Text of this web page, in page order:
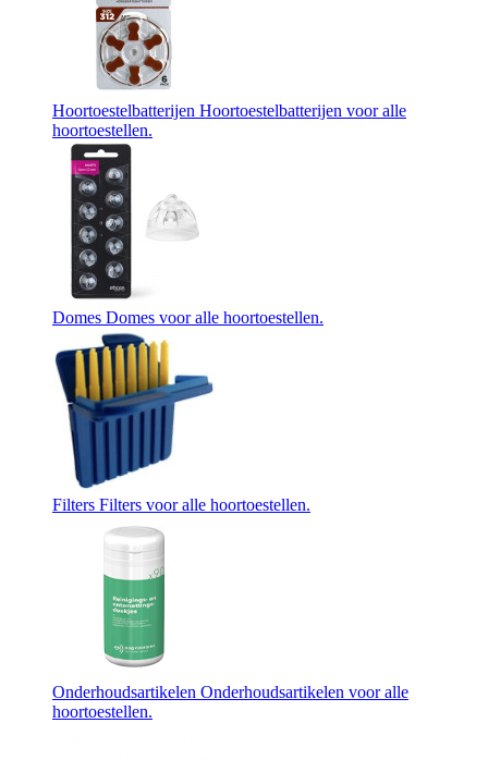
Hoortoestelbatterijen Hoortoestelbatterijen voor alle
hoortoestellen.
Domes Domes voor alle hoortoestellen.
Filters Filters voor alle hoortoestellen.
Onderhoudsartikelen Onderhoudsartikelen voor alle
hoortoestellen.